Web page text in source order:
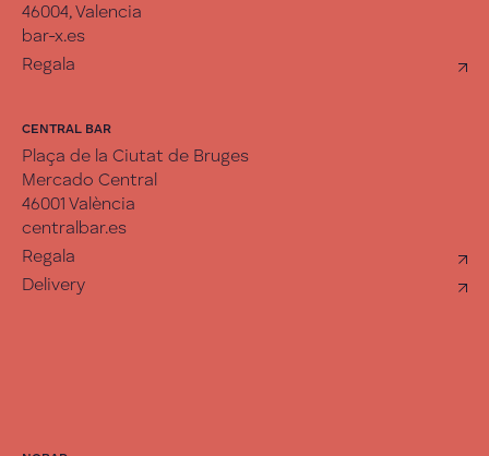
46004, Valencia
bar-x.es
Regala
CENTRAL BAR
Plaça de la Ciutat de Bruges
Mercado Central
46001 València
centralbar.es
Regala
Delivery